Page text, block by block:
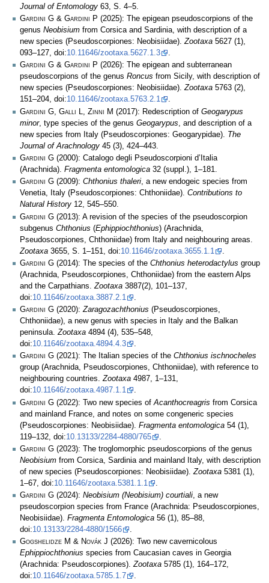
Journal of Entomology 63, S. 4–5.
Gardini G & Gardini P (2025): The epigean pseudoscorpions of the
genus Neobisium from Corsica and Sardinia, with description of a
new species (Pseudoscorpiones: Neobisiidae).Zootaxa 5627 (1),
093–127, doi:10.11646/zootaxa.5627.1.3
.
Gardini G & Gardini P (2026): The epigean and subterranean
pseudoscorpions of the genus Roncus from Sicily, with description of
new species (Pseudoscorpiones: Neobisiidae).Zootaxa 5763 (2),
151–204, doi:10.11646/zootaxa.5763.2.1
.
Gardini G, Galli L, Zinni M (2017): Redescription of Geogarypus
minor, type species of the genus Geogarypus , and description of a
new species from Italy (Pseudoscorpiones: Geogarypidae). The
Journal of Arachnology 45 (3), 424–443.
Gardini G (2000): Catalogo degli Pseudoscorpioni d’Italia
(Arachnida). Fragmenta entomologica 32 (suppl.), 1–181.
Gardini G (2009): Chthonius thaleri, a new endogeic species from
Venetia, Italy (Pseudoscorpiones: Chthoniidae). Contributions to
Natural History 12, 545–550.
Gardini G (2013): A revision of the species of the pseudoscorpion
subgenus Chthonius (Ephippiochthonius) (Arachnida,
Pseudoscorpiones, Chthoniidae) from Italy and neighbouring areas.
Zootaxa 3655, S. 1–151, doi:10.11646/zootaxa.3655.1.1
Gardini G (2014): The species of the Chthonius heterodactylus group
(Arachnida, Pseudoscorpiones, Chthoniidae) from the eastern Alps
and the Carpathians. Zootaxa 3887(2), 101–137,
doi:10.11646/zootaxa.3887.2.1
Gardini G (2020):Zaragozachthonius (Pseudoscorpiones,
Chthoniidae), a new genus with species in Italy and the Balkan
peninsula.Zootaxa 4894 (4), 535–548,
doi:10.11646/zootaxa.4894.4.3
.
Gardini G (2021): The Italian species of the Chthonius ischnocheles
group (Arachnida, Pseudoscorpiones, Chthoniidae), with reference to
neighbouring countries.Zootaxa 4987, 1–131,
doi:10.11646/zootaxa.4987.1.1
.
Gardini G (2022): Two new species of Acanthocreagris from Corsica
and mainland France, and notes on some congeneric species
(Pseudoscorpiones: Neobisiidae). Fragmenta entomologica 54 (1),
119–132, doi:10.13133/2284-4880/765
Gardini G (2023): The troglomorphic pseudoscorpions of the genus
Neobisium from Corsica, Sardinia and mainland Italy, with description
of new species (Pseudoscorpiones: Neobisiidae).Zootaxa 5381 (1),
1–67, doi:10.11646/zootaxa.5381.1.1
.
Gardini G (2024): Neobisium (Neobisium) courtiali, a new
pseudoscorpion species from France (Arachnida: Pseudoscorpiones,
Neobisiidae). Fragmenta Entomologica 56 (1), 85–88,
doi:10.13133/2284-4880/1566
.
Gogshelidze M & Novák J (2026): Two new cavernicolous
Ephippiochthonius species from Caucasian caves in Georgia
(Arachnida: Pseudoscorpiones).Zootaxa 5785 (1), 164–172,
doi:10.11646/zootaxa.5785.1.7
.